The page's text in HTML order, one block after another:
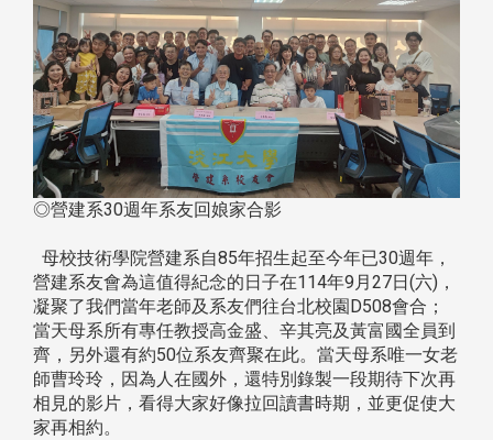
◎營建系30週年系友回娘家合影
母校技術學院營建系自85年招生起至今年已30週年，
營建系友會為這值得紀念的日子在114年9月27日(六)，
凝聚了我們當年老師及系友們往台北校園D508會合；
當天母系所有專任教授高金盛、辛其亮及黃富國全員到
齊，另外還有約50位系友齊聚在此。當天母系唯一女老
師曹玲玲，因為人在國外，還特別錄製一段期待下次再
相見的影片，看得大家好像拉回讀書時期，並更促使大
家再相約。